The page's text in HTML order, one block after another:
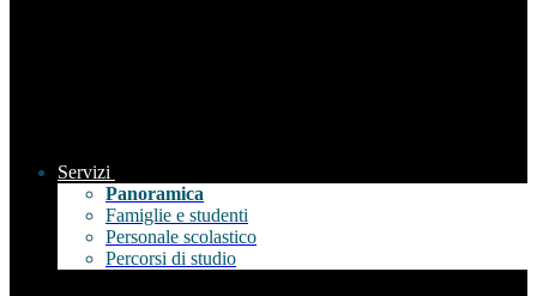
Servizi
Panoramica
Famiglie e studenti
Personale scolastico
Percorsi di studio